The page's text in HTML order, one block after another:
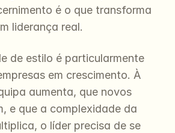
é o que transforma
liderança real.
de estilo é particularmente
em crescimento. À
aumenta, que novos
e que a complexidade da
o líder precisa de se